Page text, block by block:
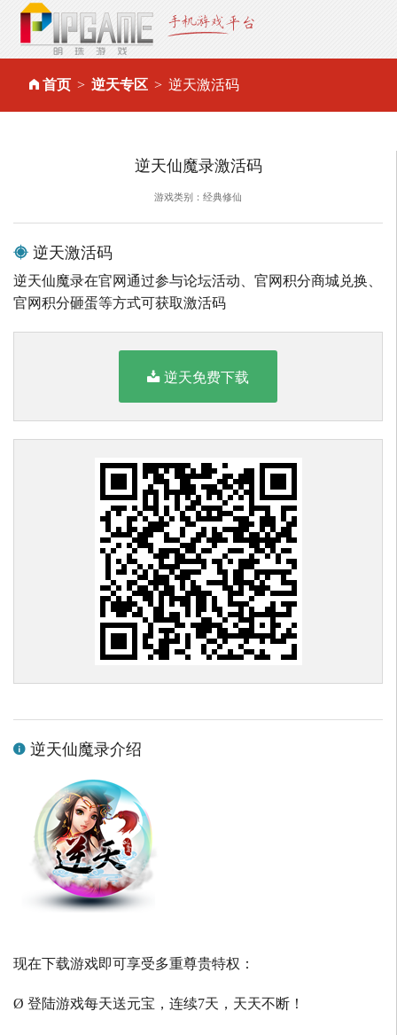
首页 逆天专区 逆天激活码
逆天仙魔录激活码
游戏类别：经典修仙
逆天激活码
逆天仙魔录在官网通过参与论坛活动、官网积分商城兑换、
官网积分砸蛋等方式可获取激活码
逆天免费下载
逆天仙魔录介绍
现在下载游戏即可享受多重尊贵特权：
Ø 登陆游戏每天送元宝，连续7天，天天不断！